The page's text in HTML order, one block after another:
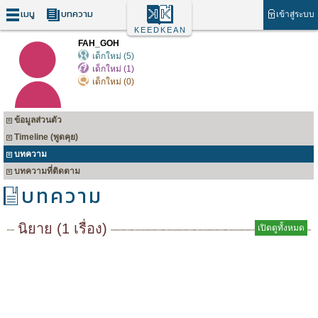
เมนู บทความ เข้าสู่ระบบ
KEEDKEAN
FAH_GOH
เด็กใหม่ (5)
เด็กใหม่ (1)
เด็กใหม่ (0)
ข้อมูลส่วนตัว
Timeline (พูดคุย)
บทความ
บทความที่ติดตาม
บทความ
นิยาย (1 เรื่อง) เปิดดูทั้งหมด